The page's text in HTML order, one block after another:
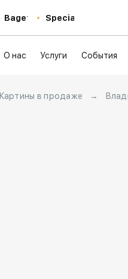
Baget Special
О нас Услуги События
Картины в продаже →